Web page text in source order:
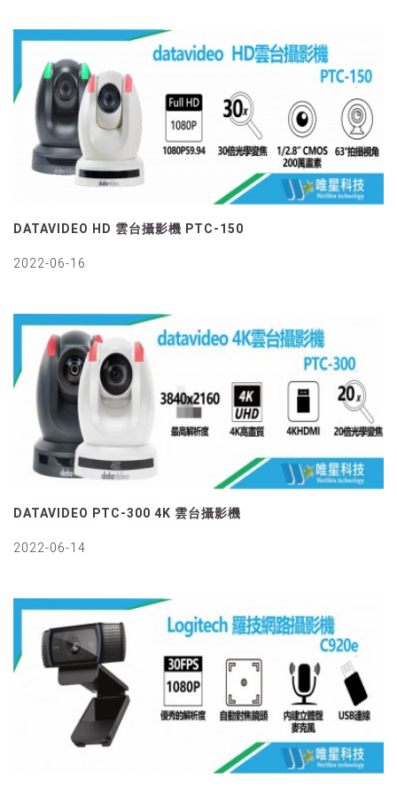
DATAVIDEO HD 雲台攝影機 PTC-150
2022-06-16
DATAVIDEO PTC-300 4K 雲台攝影機
2022-06-14